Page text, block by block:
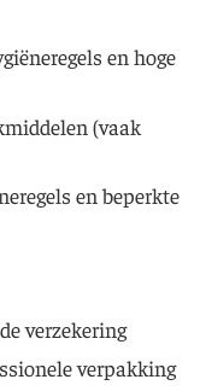
en hoge
(vaak
en beperkte
verzekering
verpakking